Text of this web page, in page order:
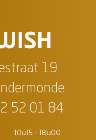
19
52 01 84
10u15 - 18u00